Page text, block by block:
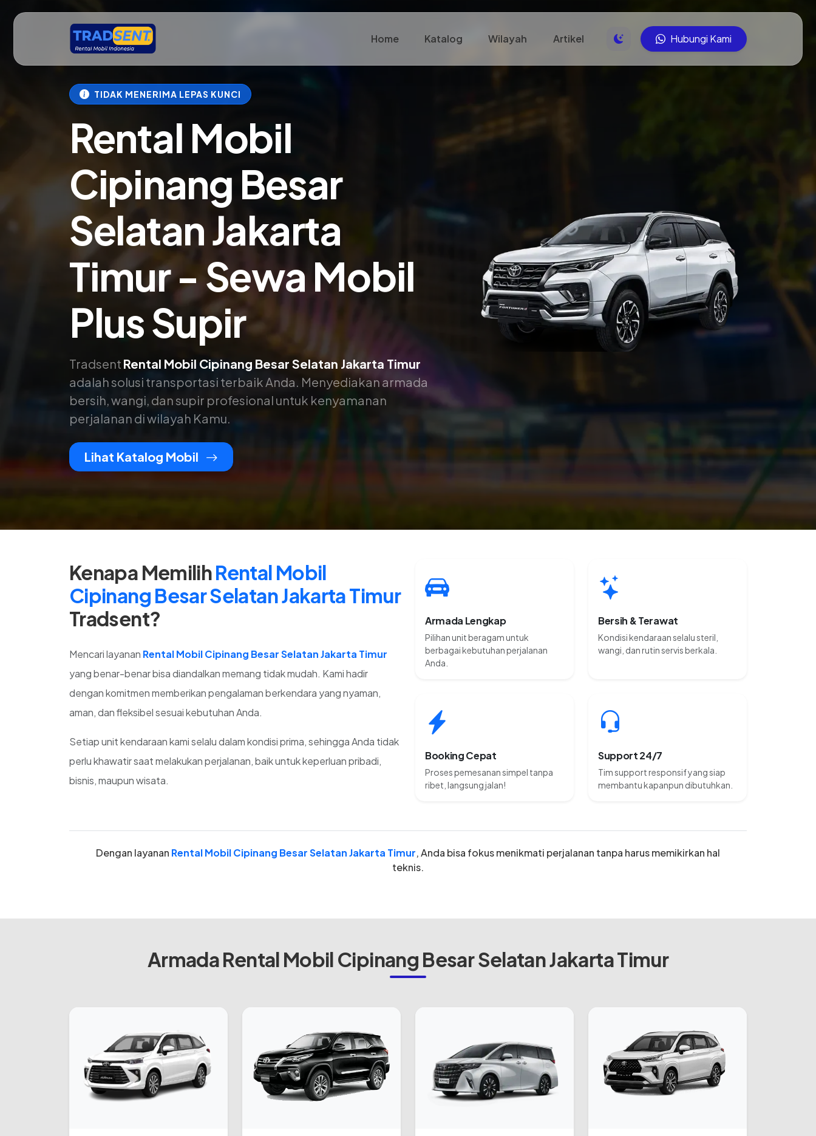
Home Katalog Wilayah Artikel Hubungi Kami
TIDAK MENERIMA LEPAS KUNCI
Rental Mobil
Cipinang Besar
Selatan Jakarta
Timur - Sewa Mobil
Plus Supir
Tradsent Rental Mobil Cipinang Besar Selatan Jakarta Timur
adalah solusi transportasi terbaik Anda. Menyediakan armada
bersih, wangi, dan supir profesional untuk kenyamanan
perjalanan di wilayah Kamu.
Lihat Katalog Mobil
Kenapa MemilihRental Mobil
Cipinang Besar Selatan Jakarta Timur
Tradsent?
Mencari layanan Rental Mobil Cipinang Besar Selatan Jakarta Timur
yang benar-benar bisa diandalkan memang tidak mudah. Kami hadir
dengan komitmen memberikan pengalaman berkendara yang nyaman,
aman, dan fleksibel sesuai kebutuhan Anda.
Setiap unit kendaraan kami selalu dalam kondisi prima, sehingga Anda tidak
perlu khawatir saat melakukan perjalanan, baik untuk keperluan pribadi,
bisnis, maupun wisata.
Armada Lengkap
Pilihan unit beragam untuk
berbagai kebutuhan perjalanan
Anda.
Bersih & Terawat
Kondisi kendaraan selalu steril,
wangi, dan rutin servis berkala.
Booking Cepat
Proses pemesanan simpel tanpa
ribet, langsung jalan!
Support 24/7
Tim support responsif yang siap
membantu kapanpun dibutuhkan.
Dengan layanan Rental Mobil Cipinang Besar Selatan Jakarta Timur, Anda bisa fokus menikmati perjalanan tanpa harus memikirkan hal
teknis.
Armada Rental Mobil Cipinang Besar Selatan Jakarta Timur